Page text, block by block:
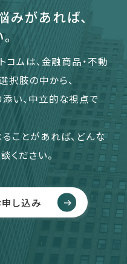
みがあれば、
コムは、金融商品・不動
択肢の中から、
い、中立的な視点で
ことがあれば、どんな
ください。
し込み